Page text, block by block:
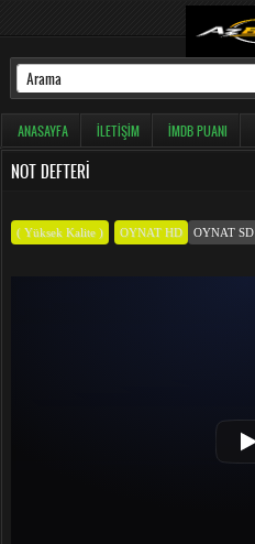
ANASAYFA İLETIŞIM İMDB PUANI
NOT DEFTERI
( Yüksek Kalite ) OYNAT HD OYNAT SD